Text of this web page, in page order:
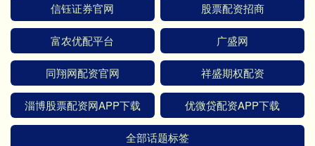
信钰证券官网 股票配资招商
富农优配平台 广盛网
同翔网配资官网 祥盛期权配资
淄博股票配资网APP下载 优微贷配资APP下载
全部话题标签